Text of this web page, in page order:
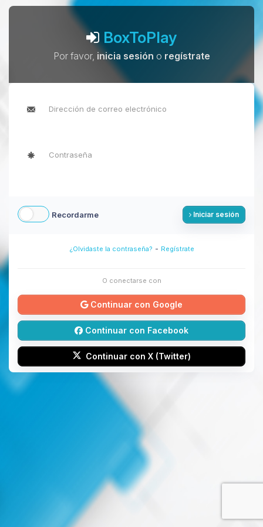
BoxToPlay
Por favor, inicia sesión o regístrate
Recordarme Iniciar sesión
¿Olvidaste la contraseña? - Regístrate
O conectarse con
Continuar con Google
Continuar con Facebook
Continuar con X (Twitter)